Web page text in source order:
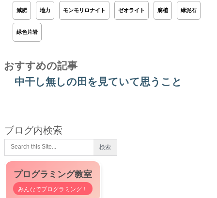
減肥 地力 モンモリロナイト ゼオライト 腐植 緑泥石
緑色片岩
おすすめの記事
中干し無しの田を見ていて思うこと
ブログ内検索
プログラミング教室
みんなでプログラミング！